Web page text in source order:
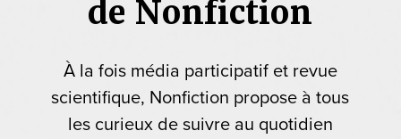
de Nonfiction
À la fois média participatif et revue
scientifique, Nonfiction propose à tous
les curieux de suivre au quotidien